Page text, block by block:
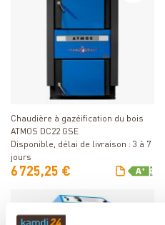
Détails
Chaudière à gazéification du bois
ATMOS DC22 GSE
Disponible, délai de livraison : 3 à 7
jours
6 725,25 €